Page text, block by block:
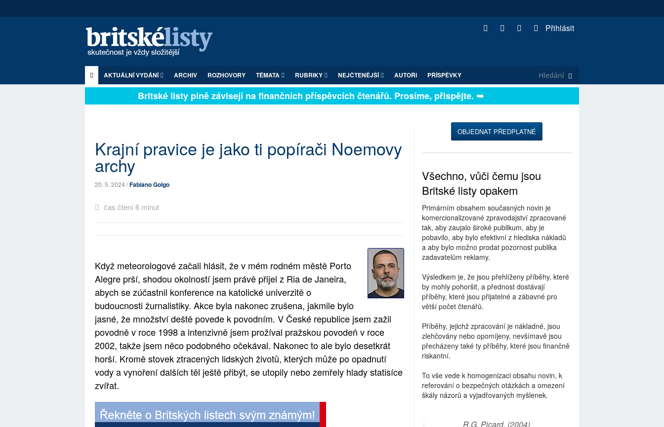
Přihlásit
AKTUÁLNÍ VYDÁNÍ ARCHIV ROZHOVORY TÉMATA RUBRIKY NEJČTENĚJŠÍ AUTOŘI PŘÍSPĚVKY
Britské listy plně závisejí na finančních příspěvcích čtenářů. Prosíme, přispějte. ➥
Krajní pravice je jako ti popírači Noemovy
archy
20. 5. 2024 /Fabiano Golgo
čas čtení 6 minut
Když meteorologové začali hlásit, že v mém rodném městě Porto
Alegre prší, shodou okolností jsem právě přijel z Ria de Janeira,
abych se zúčastnil konference na katolické univerzitě o
budoucnosti žurnalistiky. Akce byla nakonec zrušena, jakmile bylo
jasné, že množství deště povede k povodním. V České republice jsem zažil
povodně v roce 1998 a intenzivně jsem prožíval pražskou povodeň v roce
2002, takže jsem něco podobného očekával. Nakonec to ale bylo desetkrát
horší. Kromě stovek ztracených lidských životů, kterých může po opadnutí
vody a vynoření dalších těl ještě přibýt, se utopily nebo zemřely hlady statisíce
zvířat.
OBJEDNAT PŘEDPLATNÉ
Všechno, vůči čemu jsou
Britské listy opakem
Primárním obsahem současných novin je
komercionalizované zpravodajství zpracované
tak, aby zaujalo široké publikum, aby je
pobavilo, aby bylo efektivní z hlediska nákladů
a aby bylo možno prodat pozornost publika
zadavatelům reklamy.
Výsledkem je, že jsou přehlíženy příběhy, které
by mohly pohoršit, a přednost dostávají
příběhy, které jsou přijatelné a zábavné pro
větší počet čtenářů.
Příběhy, jejichž zpracování je nákladné, jsou
zlehčovány nebo opomíjeny, nevšímavě jsou
přecházeny také ty příběhy, které jsou finančně
riskantní.
To vše vede k homogenizaci obsahu novin, k
referování o bezpečných otázkách a omezení
škály názorů a vyjadřovaných myšlenek.
R.G. Picard, (2004)